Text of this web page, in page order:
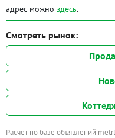
адрес можно здесь.
Смотреть рынок:
Расчёт по базе объявлений